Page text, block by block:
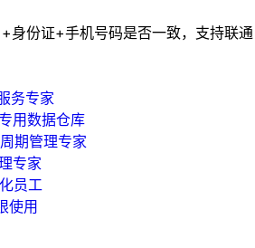
身份证+手机号码是否一致，支持联通
务专家
用数据仓库
期管理专家
专家
员工
使用